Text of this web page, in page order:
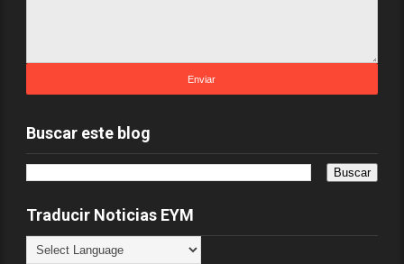
Buscar este blog
Traducir Noticias EYM